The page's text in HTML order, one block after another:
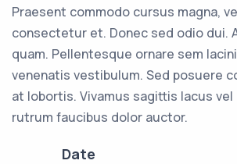
Praesent commodo cursus magna,
consectetur et. Donec sed odio dui.
quam. Pellentesque ornare sem
venenatis vestibulum. Sed posuere
at lobortis. Vivamus sagittis lacus
rutrum faucibus dolor auctor.
Date